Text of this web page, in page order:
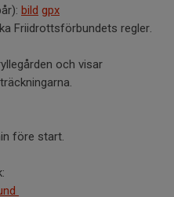
bild gpx
Friidrottsförbundets regler.
och visar
före start.